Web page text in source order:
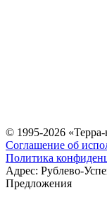
© 1995-2026
Соглашение об
Политика
Адрес: Рублево-
Предложения